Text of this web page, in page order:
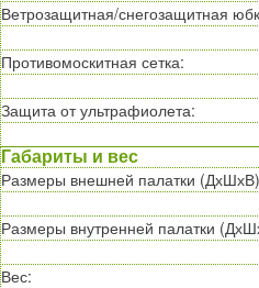
Ветрозащитная/снегозащитная
Противомоскитная сетка:
Защита от ультрафиолета:
Габариты и вес
Размеры внешней палатки (ДхШхВ)
Размеры внутренней палатки
Вес: